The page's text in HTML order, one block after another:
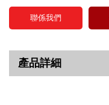
聯係我們
產品詳細